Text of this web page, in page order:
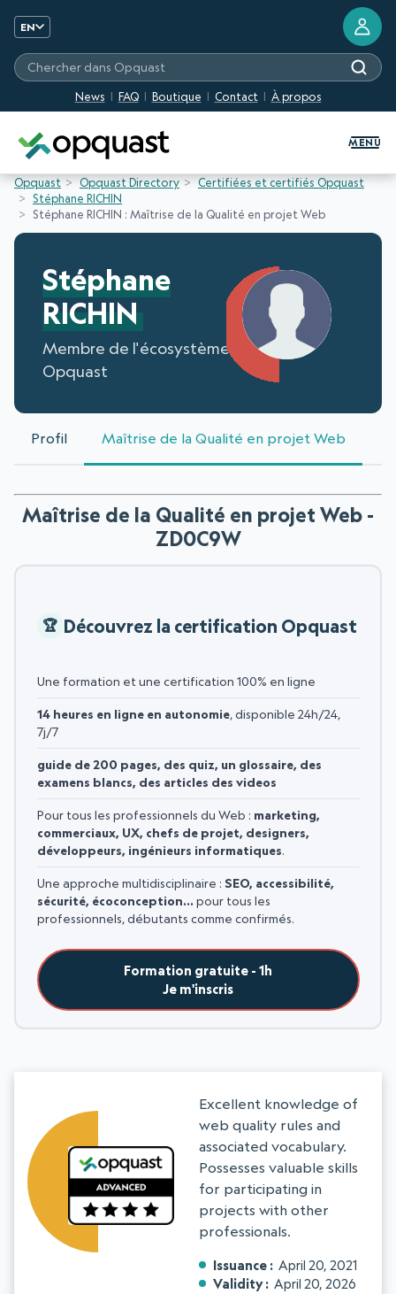
EN
News FAQ Boutique Contact À propos
Chercher dans Opquast
MENU
Opquast Opquast Directory
Certifiées et certifiés Opquast
Stéphane RICHIN
Stéphane RICHIN : Maîtrise de la Qualité en projet Web
Stéphane
RICHIN
Membre de l'écosystème
Opquast
Profil Maîtrise de la Qualité en projet Web
Maîtrise de la Qualité en projet Web -
ZD0C9W
Découvrez la certification Opquast
Une formation et une certification 100% en ligne
14 heures en ligne en autonomie, disponible 24h/24,
7j/7
guide de 200 pages, des quiz, un glossaire, des
examens blancs, des articles des videos
Pour tous les professionnels du Web : marketing,
commerciaux, UX, chefs de projet, designers,
développeurs, ingénieurs informatiques.
Une approche multidisciplinaire : SEO, accessibilité,
sécurité, écoconception… pour tous les
professionnels, débutants comme confirmés.
Formation gratuite - 1h
Je m'inscris
Excellent knowledge of
web quality rules and
associated vocabulary.
Possesses valuable skills
for participating in
projects with other
professionals.
Issuance
April 20, 2021
Validity
April 20, 2026